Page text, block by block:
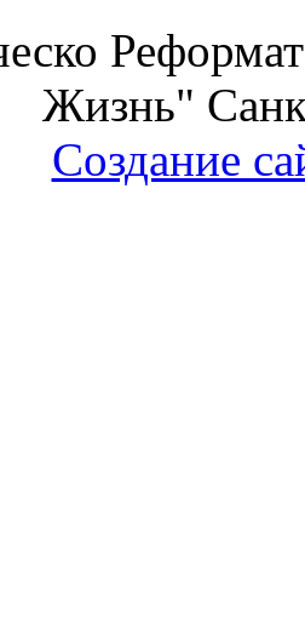
Жизнь"
Создание